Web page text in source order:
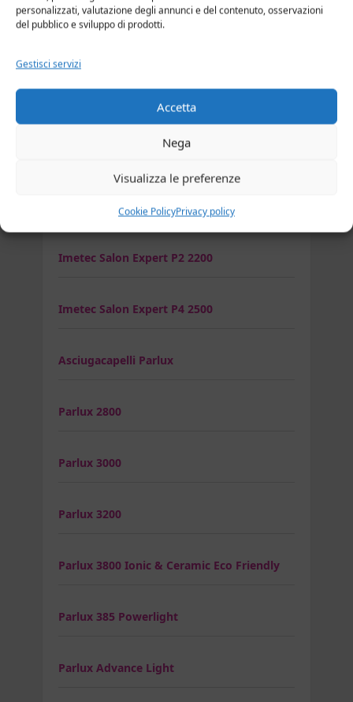
personalizzati, valutazione degli annunci e del contenuto, osservazioni
del pubblico e sviluppo di prodotti.
Gestisci servizi
Accetta
Nega
Visualizza le preferenze
Cookie PolicyPrivacy policy
Imetec Salon Expert P11 2100
Imetec Salon Expert P2 2200
Imetec Salon Expert P4 2500
Asciugacapelli Parlux
Parlux 2800
Parlux 3000
Parlux 3200
Parlux 3800 Ionic & Ceramic Eco Friendly
Parlux 385 Powerlight
Parlux Advance Light